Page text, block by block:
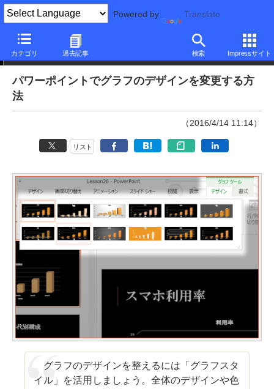
Powered by Translate
カテゴリ 過去記事 検索 Impressサイト
本日のできるネット
パワーポイントでグラフのデザインを変更する方
法
（2016/4/14 11:14）
リスト
グラフのデザインを整えるには「グラフスタ
イル」を活用しましょう。全体のデザインや色